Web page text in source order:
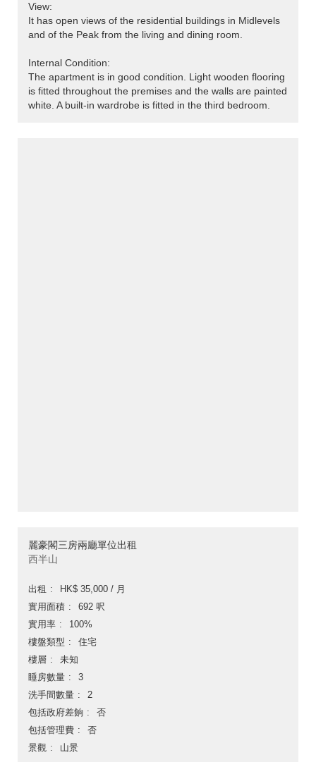
View:
It has open views of the residential buildings in Midlevels
and of the Peak from the living and dining room.
Internal Condition:
The apartment is in good condition. Light wooden flooring
is fitted throughout the premises and the walls are painted
white. A built-in wardrobe is fitted in the third bedroom.
麗豪閣三房兩廳單位出租
西半山
出租
HK$ 35,000 / 月
實用面積
692 呎
實用率
100%
樓盤類型
住宅
樓層
未知
睡房數量
3
洗手間數量
2
包括政府差餉
否
包括管理費
否
景觀
山景